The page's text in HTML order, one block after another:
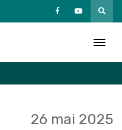
26 mai 2025